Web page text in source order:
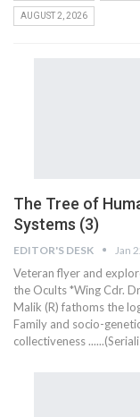
AUGUST 2, 2026
The Tree of
Systems (3)
EDITOR'S DESK Jan
Veteran flyer and
the Ocults *Wing Cdr.
Malik (R) fathoms the
Family and socio-
collectiveness